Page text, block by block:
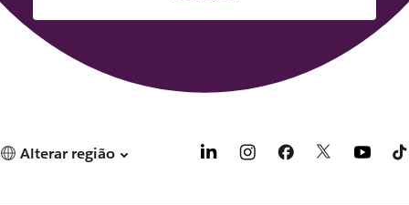
Alterar região